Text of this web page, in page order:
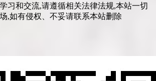
习和交流,请遵循相关法律法规,本站一切
,如有侵权、不妥请联系本站删除